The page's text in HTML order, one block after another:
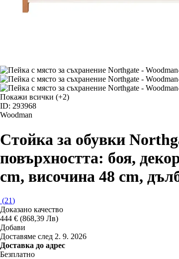
Покажи всички (+2)
ID: 293968
Woodman
Стойка за обувки
повърхността: боя,
cm, височина 48 cm,
(21)
Доказано качество
444 € (868,39 Лв)
Добави
Доставяме след 2. 9. 2026
Доставка до адрес
Безплатно